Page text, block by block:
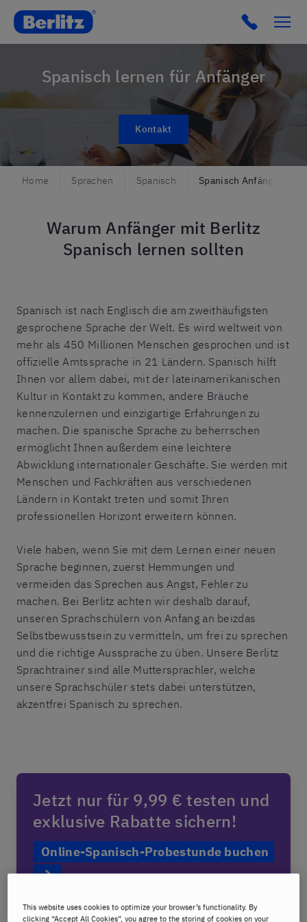
Berlitz AT
Spanisch lernen für Anfänger
Kontakt
Home Sprachen Spanisch Spanisch Anfänger
Warum Anfänger mit Berlitz
Spanisch lernen sollten
Spanisch ist nach Englisch die am zweithäufigsten
gesprochene Sprache der Welt. Es wird weltweit von
mehr als 450 Millionen Menschen gesprochen und ist
offizielle Amtssprache in 21 Ländern. Spanisch hilft
Ihnen vor allem dabei, mit der lateinamerikanischen
Kultur in Kontakt zu kommen, andere Bräuche
kennenzulernen und einzigartige Erfahrungen zu
machen. Die spanische Sprache zu beherrschen
ermöglicht Ihnen außerdem eine leichtere
Abwicklung internationaler Geschäfte. Sie werden mit
Menschen und Fachkräften aus verschiedenen
Ländern in Kontakt treten und somit Ihren
professionellen Horizont erweitern können.
Viele haben, wenn Sie mit dem Lernen einer neuen
Sprache beginnen, zuerst Hemmungen und
vermeiden das Sprechen aus Angst, Fehler zu
machen. Bei Berlitz achten wir deshalb darauf,
unseren Sprachschülern von Anfang an beizdas
Selbstbewusstsein zu vermitteln, um frei zu sprechen
und die richtige Aussprache zu üben. Unsere Berlitz
Sprachtrainer sind alle Muttersprachler, welche
unsere Sprachschüler stets dabei unterstützen,
akzentfrei Spanisch zu sprechen.
Jetzt nur für 9,99 € testen und
exklusive Rabatte sichern!
Online-Spanisch-Probestunde buchen
This website uses cookies to optimize your browser’s functionality. By
clicking “Accept All Cookies”, you agree to the storing of cookies on your